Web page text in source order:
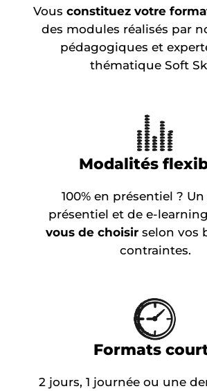
Vous constituez votre
des modules réalisés par
pédagogiques et
thématique Soft
Modalités
100% en présentiel ?
présentiel et de e-
vous de choisir selon vos
contraintes.
Formats
2 jours, 1 journée ou une